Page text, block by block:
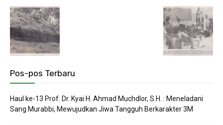
Pos-pos Terbaru
Haul ke-13 Prof. Dr. Kyai H. Ahmad Muchdlor, S.H. : Meneladani
Sang Murabbi, Mewujudkan Jiwa Tangguh Berkarakter 3M